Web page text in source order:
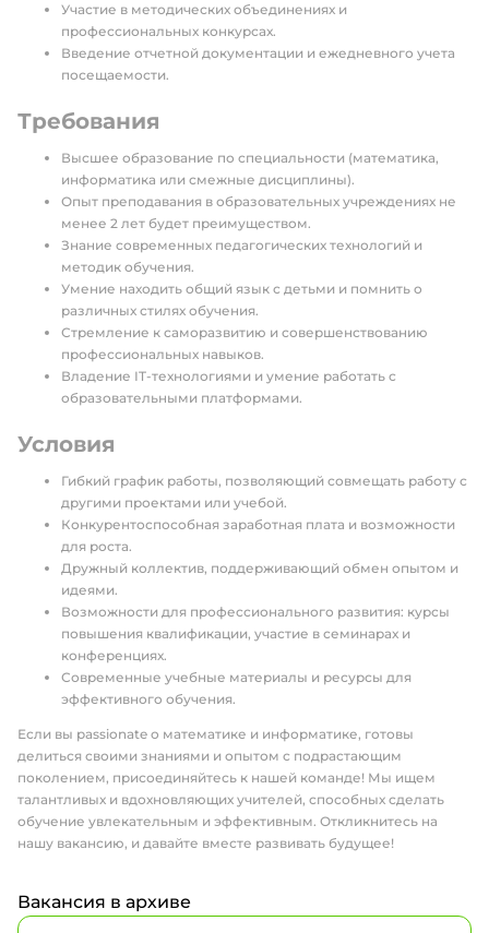
Участие в методических объединениях и
профессиональных конкурсах.
Введение отчетной документации и ежедневного учета
посещаемости.
Требования
Высшее образование по специальности (математика,
информатика или смежные дисциплины).
Опыт преподавания в образовательных учреждениях не
менее 2 лет будет преимуществом.
Знание современных педагогических технологий и
методик обучения.
Умение находить общий язык с детьми и помнить о
различных стилях обучения.
Стремление к саморазвитию и совершенствованию
профессиональных навыков.
Владение IT-технологиями и умение работать с
образовательными платформами.
Условия
Гибкий график работы, позволяющий совмещать работу с
другими проектами или учебой.
Конкурентоспособная заработная плата и возможности
для роста.
Дружный коллектив, поддерживающий обмен опытом и
идеями.
Возможности для профессионального развития: курсы
повышения квалификации, участие в семинарах и
конференциях.
Современные учебные материалы и ресурсы для
эффективного обучения.
Если вы passionate о математике и информатике, готовы
делиться своими знаниями и опытом с подрастающим
поколением, присоединяйтесь к нашей команде! Мы ищем
талантливых и вдохновляющих учителей, способных сделать
обучение увлекательным и эффективным. Откликнитесь на
нашу вакансию, и давайте вместе развивать будущее!
Вакансия в архиве